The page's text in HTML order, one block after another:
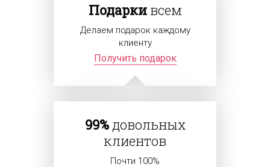
Подаркивсем
Делаем подарок каждому
клиенту
Получить подарок
99%довольных
клиентов
Почти 100%